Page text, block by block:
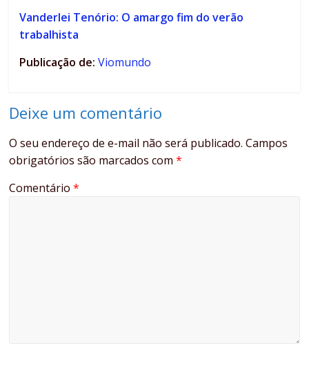
Vanderlei Tenório: O amargo fim do verão
trabalhista
Publicação de:Viomundo
Deixe um comentário
O seu endereço de e-mail não será publicado. Campos
obrigatórios são marcados com*
Comentário*